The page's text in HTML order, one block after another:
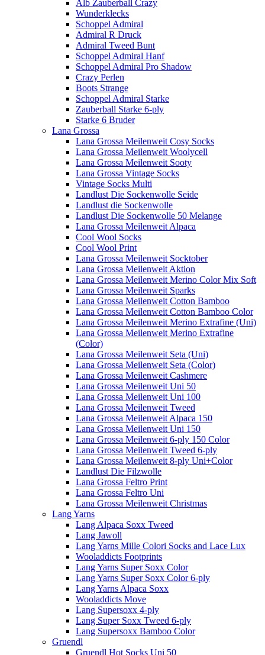
Alb Zauberball Crazy
Wunderklecks
Schoppel Admiral
Admiral R Druck
Admiral Tweed Bunt
Schoppel Admiral Hanf
Schoppel Admiral Pro Shadow
Crazy Perlen
Boots Strange
Schoppel Admiral Starke
Zauberball Starke 6-ply
Starke 6 Bruder
Lana Grossa
Lana Grossa Meilenweit Cosy Socks
Lana Grossa Meilenweit Woolycell
Lana Grossa Meilenweit Sooty
Lana Grossa Vintage Socks
Vintage Socks Multi
Landlust Die Sockenwolle Seide
Landlust die Sockenwolle
Landlust Die Sockenwolle 50 Melange
Lana Grossa Meilenweit Alpaca
Cool Wool Socks
Cool Wool Print
Lana Grossa Meilenweit Socktober
Lana Grossa Meilenweit Aktion
Lana Grossa Meilenweit Merino Color Mix Soft
Lana Grossa Meilenweit Sparks
Lana Grossa Meilenweit Cotton Bamboo
Lana Grossa Meilenweit Cotton Bamboo Color
Lana Grossa Meilenweit Merino Extrafine (Uni)
Lana Grossa Meilenweit Merino Extrafine
(Color)
Lana Grossa Meilenweit Seta (Uni)
Lana Grossa Meilenweit Seta (Color)
Lana Grossa Meilenweit Cashmere
Lana Grossa Meilenweit Uni 50
Lana Grossa Meilenweit Uni 100
Lana Grossa Meilenweit Tweed
Lana Grossa Meilenweit Alpaca 150
Lana Grossa Meilenweit Uni 150
Lana Grossa Meilenweit 6-ply 150 Color
Lana Grossa Meilenweit Tweed 6-ply
Lana Grossa Meilenweit 8-ply Uni+Color
Landlust Die Filzwolle
Lana Grossa Feltro Print
Lana Grossa Feltro Uni
Lana Grossa Meilenweit Christmas
Lang Yarns
Lang Alpaca Soxx Tweed
Lang Jawoll
Lang Yarns Mille Colori Socks and Lace Lux
Wooladdicts Footprints
Lang Yarns Super Soxx Color
Lang Yarns Super Soxx Color 6-ply
Lang Yarns Alpaca Soxx
Wooladdicts Move
Lang Supersoxx 4-ply
Lang Super Soxx Tweed 6-ply
Lang Supersoxx Bamboo Color
Gruendl
Gruendl Hot Socks Uni 50